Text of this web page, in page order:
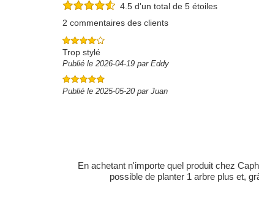
4.5 d'un total de 5 étoiles
2 commentaires des clients
Trop stylé
Publié le 2026-04-19 par Eddy
Publié le 2025-05-20 par Juan
En achetant n'importe quel produit chez
possible de planter 1 arbre plus et,